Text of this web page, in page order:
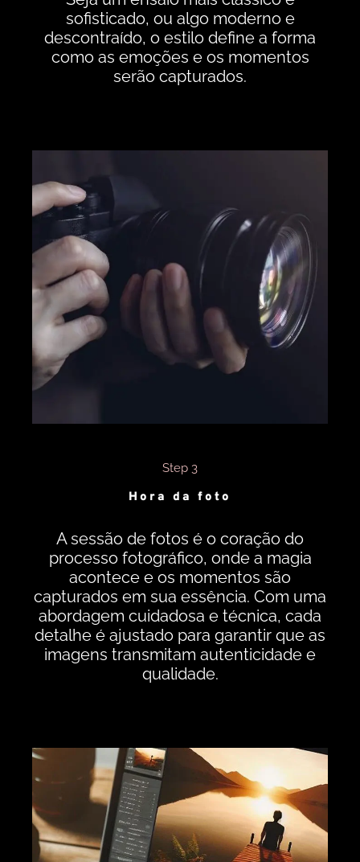
sofisticado, ou algo moderno e
descontraído, o estilo define a forma
como as emoções e os momentos
serão capturados.
Step 3
Hora da foto
A sessão de fotos é o coração do
processo fotográfico, onde a magia
acontece e os momentos são
capturados em sua essência. Com uma
abordagem cuidadosa e técnica, cada
detalhe é ajustado para garantir que as
imagens transmitam autenticidade e
qualidade.